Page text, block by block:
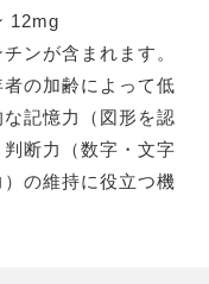
12mg
ンが含まれます。
の加齢によって低
記憶力（図形を認
断力（数字・文字
の維持に役立つ機